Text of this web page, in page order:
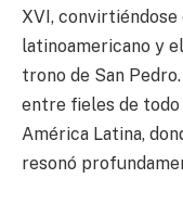
XVI,
latinoamericano y
trono de San
entre fieles de todo
América Latina,
resonó